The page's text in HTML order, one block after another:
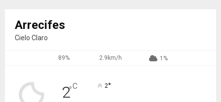
Arrecifes
Cielo Claro
89% 2.9km/h 1%
2°C 2°